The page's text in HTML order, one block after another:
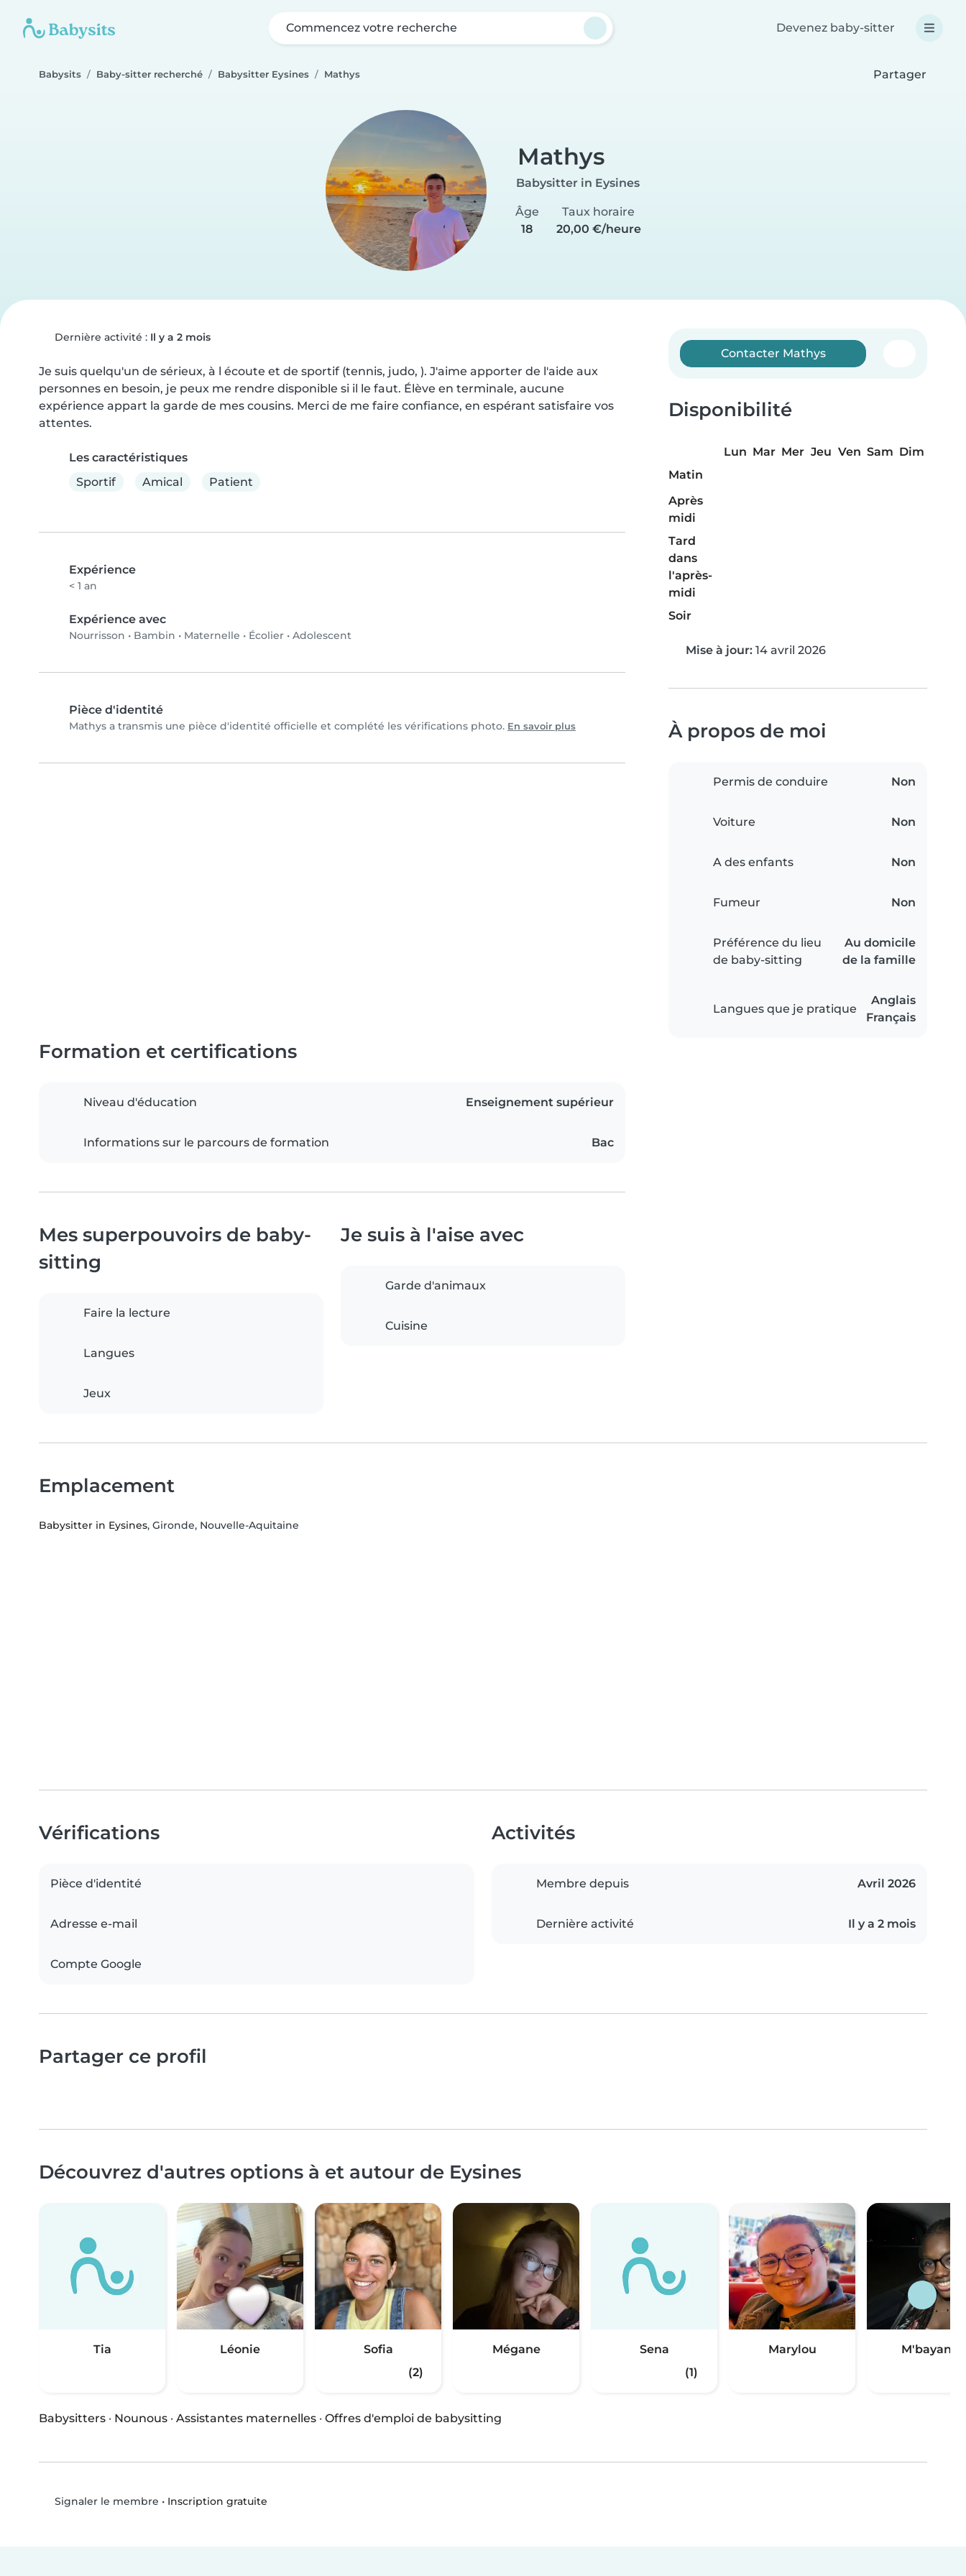
Commencez votre recherche Devenez baby-sitter
Babysits Baby-sitter recherché Babysitter Eysines Mathys Partager
Mathys
Babysitter in Eysines
Âge
18
Taux horaire
20,00 €/heure
Dernière activité : Il y a 2 mois
Je suis quelqu'un de sérieux, à l écoute et de sportif (tennis, judo, ). J'aime apporter de l'aide aux
personnes en besoin, je peux me rendre disponible si il le faut. Élève en terminale, aucune
expérience appart la garde de mes cousins. Merci de me faire confiance, en espérant satisfaire vos
attentes.
Les caractéristiques
Sportif
Amical Patient
Expérience
< 1 an
Expérience avec
Nourrisson • Bambin • Maternelle • Écolier • Adolescent
Pièce d'identité
Mathys a transmis une pièce d'identité officielle et complété les vérifications photo. En savoir plus
Contacter Mathys
Disponibilité
Lun Mar Mer Jeu Ven Sam Dim
Matin
Après
midi
Tard
dans
l'après-
midi
Soir
Mise à jour: 14 avril 2026
À propos de moi
Permis de conduire Non
Voiture Non
A des enfants Non
Fumeur Non
Préférence du lieu
de baby-sitting
Au domicile
de la famille
Langues que je pratique
Anglais
Français
Formation et certifications
Niveau d'éducation Enseignement supérieur
Informations sur le parcours de formation Bac
Mes superpouvoirs de baby-
sitting
Faire la lecture
Langues
Jeux
Je suis à l'aise avec
Garde d'animaux
Cuisine
Emplacement
Babysitter in Eysines, Gironde, Nouvelle-Aquitaine
Vérifications
Pièce d'identité
Adresse e-mail
Compte Google
Activités
Membre depuis Avril 2026
Dernière activité Il y a 2 mois
Partager ce profil
Découvrez d'autres options à et autour de Eysines
Tia Léonie
Sofia
(2)
Mégane
Sena
(1)
Marylou M'bayang
Babysitters · Nounous · Assistantes maternelles · Offres d'emploi de babysitting
Signaler le membre • Inscription gratuite